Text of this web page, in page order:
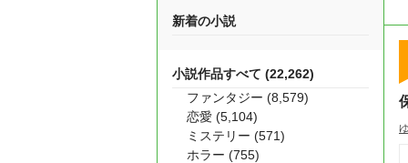
新着の小説
小説作品すべて (22,262)
ファンタジー (8,579)
恋愛 (5,104)
ミステリー (571)
ホラー (755)